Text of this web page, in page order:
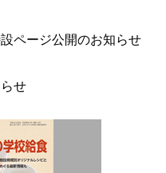
ページ公開のお知らせ
せ